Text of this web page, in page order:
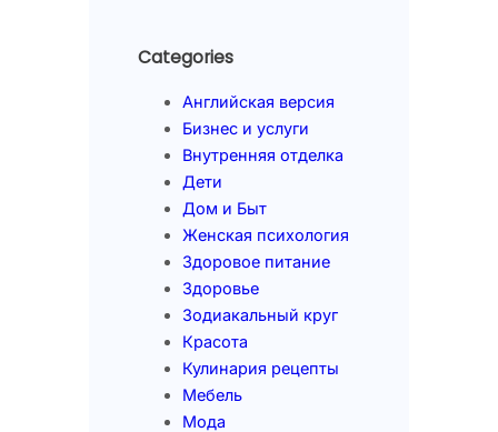
Categories
Английская версия
Бизнес и услуги
Внутренняя отделка
Дети
Дом и Быт
Женская психология
Здоровое питание
Здоровье
Зодиакальный круг
Красота
Кулинария рецепты
Мебель
Мода